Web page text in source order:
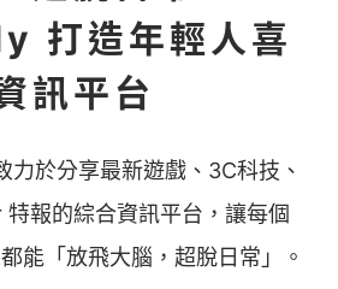
打造年輕人喜
訊平台
力於分享最新遊戲、3C科技、
報的綜合資訊平台，讓每個
能「放飛大腦，超脫日常」。